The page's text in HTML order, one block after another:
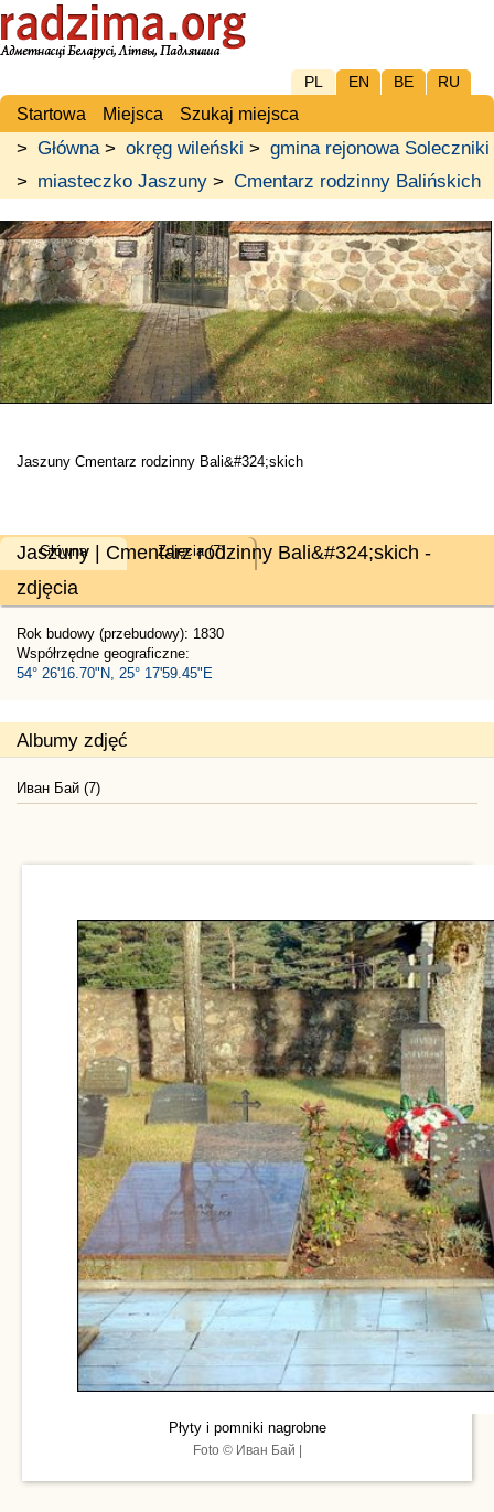
PL EN BE RU
Startowa Miejsca Szukaj miejsca
> Główna> okręg wileński > gmina rejonowa Soleczniki
> miasteczko Jaszuny > Cmentarz rodzinny Balińskich
Jaszuny Cmentarz rodzinny Bali&#324;skich
Jaszuny | Cmentarz rodzinny Bali&#324;skich -
zdjęcia
Główna Zdjęcia (7)
Rok budowy (przebudowy): 1830
Współrzędne geograficzne:
54° 26'16.70"N, 25° 17'59.45"E
Albumy zdjęć
Иван Бай (7)
Płyty i pomniki nagrobne
Foto © Иван Бай |